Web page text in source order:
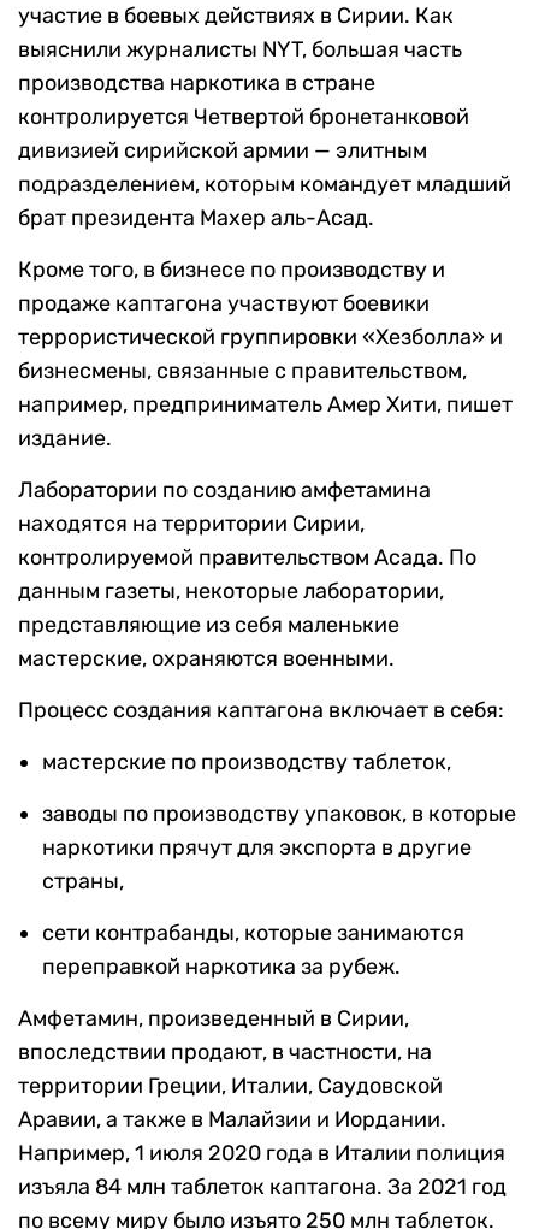
участие в боевых действиях в Сирии. Как
выяснили журналисты NYT, большая часть
производства наркотика в стране
контролируется Четвертой бронетанковой
дивизией сирийской армии — элитным
подразделением, которым командует младший
брат президента Махер аль-Асад.
Кроме того, в бизнесе по производству и
продаже каптагона участвуют боевики
террористической группировки «Хезболла» и
бизнесмены, связанные с правительством,
например, предприниматель Амер Хити, пишет
издание.
Лаборатории по созданию амфетамина
находятся на территории Сирии,
контролируемой правительством Асада. По
данным газеты, некоторые лаборатории,
представляющие из себя маленькие
мастерские, охраняются военными.
Процесс создания каптагона включает в себя:
мастерские по производству таблеток,
заводы по производству упаковок, в которые
наркотики прячут для экспорта в другие
страны,
сети контрабанды, которые занимаются
переправкой наркотика за рубеж.
Амфетамин, произведенный в Сирии,
впоследствии продают, в частности, на
территории Греции, Италии, Саудовской
Аравии, а также в Малайзии и Иордании.
Например, 1 июля 2020 года в Италии полиция
изъяла 84 млн таблеток каптагона. За 2021 год
по всему миру было изъято 250 млн таблеток.